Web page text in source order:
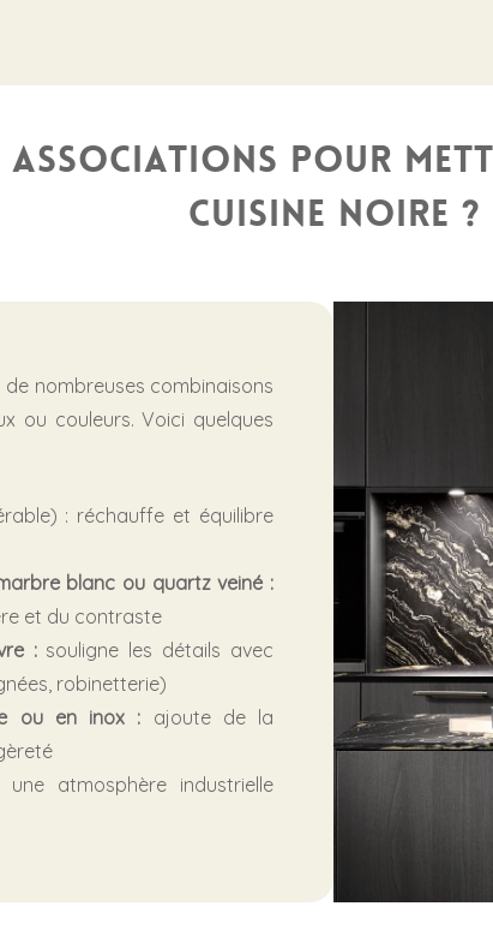
associations pour
cuisine noire ?
de nombreuses combinaisons
ou couleurs. Voici quelques
: réchauffe et équilibre
blanc ou quartz veiné :
et du contraste
:souligne les détails avec
robinetterie)
ou en inox : ajoute de la
atmosphère industrielle